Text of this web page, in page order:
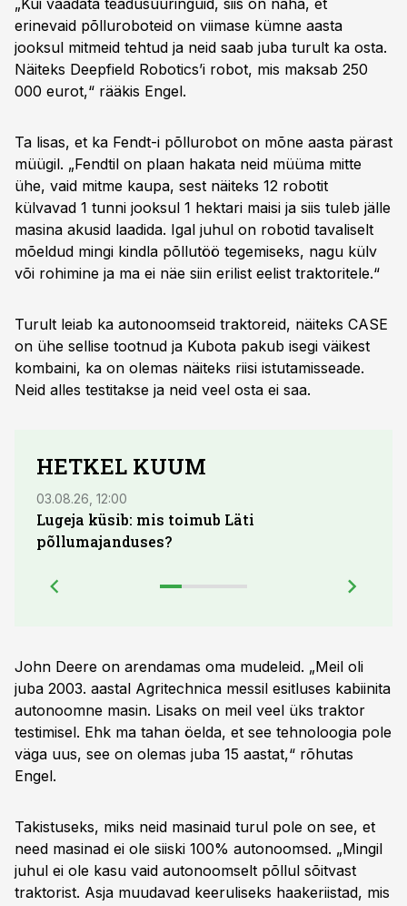
„Kui vaadata teadusuuringuid, siis on näha, et
erinevaid põlluroboteid on viimase kümne aasta
jooksul mitmeid tehtud ja neid saab juba turult ka osta.
Näiteks Deepfield Robotics’i robot, mis maksab 250
000 eurot,“ rääkis Engel.
Ta lisas, et ka Fendt-i põllurobot on mõne aasta pärast
müügil. „Fendtil on plaan hakata neid müüma mitte
ühe, vaid mitme kaupa, sest näiteks 12 robotit
külvavad 1 tunni jooksul 1 hektari maisi ja siis tuleb jälle
masina akusid laadida. Igal juhul on robotid tavaliselt
mõeldud mingi kindla põllutöö tegemiseks, nagu külv
või rohimine ja ma ei näe siin erilist eelist traktoritele.“
Turult leiab ka autonoomseid traktoreid, näiteks CASE
on ühe sellise tootnud ja Kubota pakub isegi väikest
kombaini, ka on olemas näiteks riisi istutamisseade.
Neid alles testitakse ja neid veel osta ei saa.
HETKEL KUUM
03.08.26, 12:00
Lugeja küsib: mis toimub Läti
põllumajanduses?
John Deere on arendamas oma mudeleid. „Meil oli
juba 2003. aastal Agritechnica messil esitluses kabiinita
autonoomne masin. Lisaks on meil veel üks traktor
testimisel. Ehk ma tahan öelda, et see tehnoloogia pole
väga uus, see on olemas juba 15 aastat,“ rõhutas
Engel.
Takistuseks, miks neid masinaid turul pole on see, et
need masinad ei ole siiski 100% autonoomsed. „Mingil
juhul ei ole kasu vaid autonoomselt põllul sõitvast
traktorist. Asja muudavad keeruliseks haakeriistad, mis